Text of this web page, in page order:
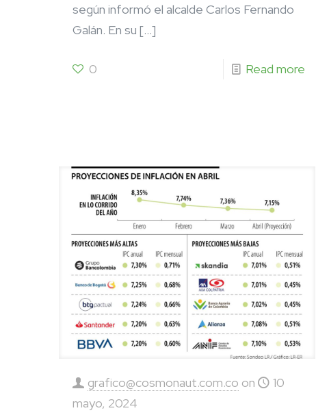
según informó el alcalde Carlos Fernando
Galán. En su […]
0 Read more
grafico@cosmonaut.com.co on
10
mayo, 2024